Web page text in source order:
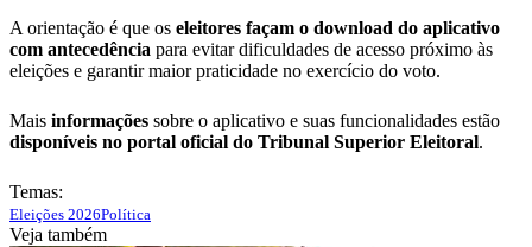
A orientação é que os eleitores façam o download do aplicativo
com antecedência para evitar dificuldades de acesso próximo às
eleições e garantir maior praticidade no exercício do voto.
Mais informações sobre o aplicativo e suas funcionalidades estão
disponíveis no portal oficial do Tribunal Superior Eleitoral.
Temas:
Eleições 2026Política
Veja também